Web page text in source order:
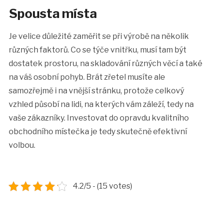
Spousta místa
Je velice důležité zaměřit se při výrobě na několik
různých faktorů. Co se týče vnitřku, musí tam být
dostatek prostoru, na skladování různých věcí a také
na váš osobní pohyb. Brát zřetel musíte ale
samozřejmě i na vnější stránku, protože celkový
vzhled působí na lidi, na kterých vám záleží, tedy na
vaše zákazníky. Investovat do opravdu kvalitního
obchodního místečka je tedy skutečně efektivní
volbou.
4.2/5 - (15 votes)